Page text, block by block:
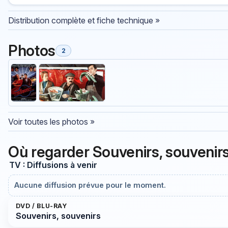
Distribution complète et fiche technique »
Photos 2
Voir toutes les photos »
Où regarder Souvenirs,
TV : Diffusions à venir
Aucune diffusion prévue pour le moment.
DVD / BLU-RAY
Souvenirs, souvenirs